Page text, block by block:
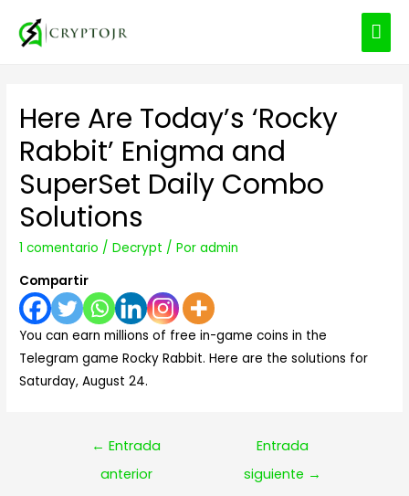
Here Are Today’s ‘Rocky
Rabbit’ Enigma and
SuperSet Daily Combo
Solutions
1 comentario /Decrypt / Poradmin
Compartir
You can earn millions of free in-game coins in the
Telegram game Rocky Rabbit. Here are the solutions for
Saturday, August 24.
Navegación
← Entrada
anterior
Entrada
siguiente →